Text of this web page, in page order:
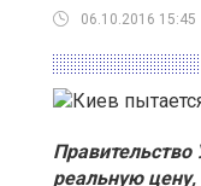
06.10.2016 15:45
реальную